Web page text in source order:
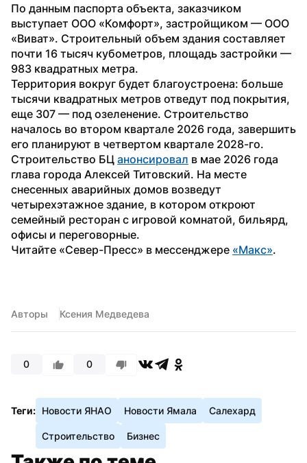
По данным паспорта объекта, заказчиком
выступает ООО «Комфорт», застройщиком — ООО
«Виват». Строительный объем здания составляет
почти 16 тысяч кубометров, площадь застройки —
983 квадратных метра.
Территория вокруг будет благоустроена: больше
тысячи квадратных метров отведут под покрытия,
еще 307 — под озеленение. Строительство
началось во втором квартале 2026 года, завершить
его планируют в четвертом квартале 2028-го.
Строительство БЦ анонсировал в мае 2026 года
глава города Алексей Титовский. На месте
снесенных аварийных домов возведут
четырехэтажное здание, в котором откроют
семейный ресторан с игровой комнатой, бильярд,
офисы и переговорные.
Читайте «Север-Пресс» в мессенджере «Макс».
Авторы Ксения Медведева
0 0
Теги: Новости ЯНАО Новости Ямала Салехард
Строительство Бизнес